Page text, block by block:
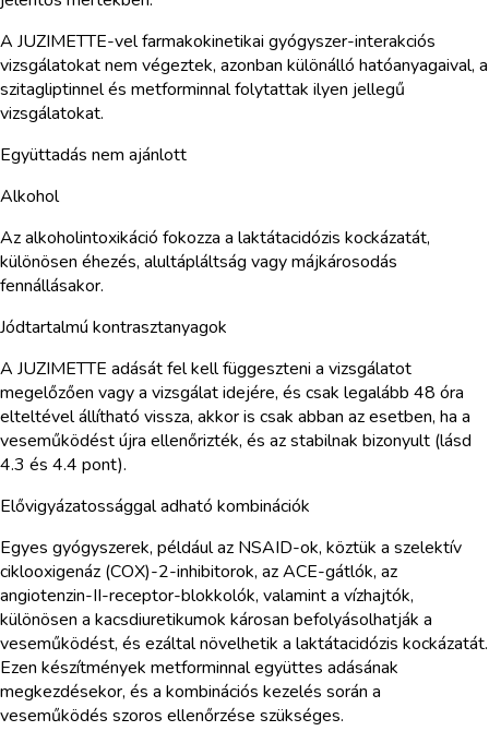
A JUZIMETTE-vel farmakokinetikai gyógyszer-interakciós
vizsgálatokat nem végeztek, azonban különálló hatóanyagaival, a
szitagliptinnel és metforminnal folytattak ilyen jellegű
vizsgálatokat.
Együttadás nem ajánlott
Alkohol
Az alkoholintoxikáció fokozza a laktátacidózis kockázatát,
különösen éhezés, alultápláltság vagy májkárosodás
fennállásakor.
Jódtartalmú kontrasztanyagok
A JUZIMETTE adását fel kell függeszteni a vizsgálatot
megelőzően vagy a vizsgálat idejére, és csak legalább 48 óra
elteltével állítható vissza, akkor is csak abban az esetben, ha a
veseműködést újra ellenőrizték, és az stabilnak bizonyult (lásd
4.3 és 4.4 pont).
Elővigyázatossággal adható kombinációk
Egyes gyógyszerek, például az NSAID-ok, köztük a szelektív
ciklooxigenáz (COX)-2-inhibitorok, az ACE-gátlók, az
angiotenzin-II-receptor-blokkolók, valamint a vízhajtók,
különösen a kacsdiuretikumok károsan befolyásolhatják a
veseműködést, és ezáltal növelhetik a laktátacidózis kockázatát.
Ezen készítmények metforminnal együttes adásának
megkezdésekor, és a kombinációs kezelés során a
veseműködés szoros ellenőrzése szükséges.